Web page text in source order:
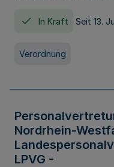
In Kraft Seit 13.
Verordnung
Nordrhein-
LPVG -